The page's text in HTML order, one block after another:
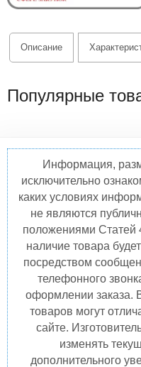
Описание
Популярные
Информация,
исключительно
каких условиях
не являются
положениями Статей
наличие товара
посредством
телефонного
оформлении заказа.
товаров могут
сайте.
изменять
дополнительного